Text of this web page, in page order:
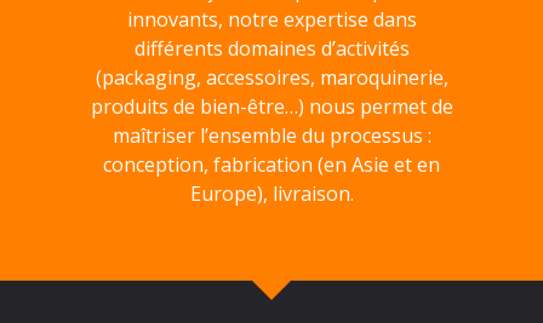
innovants, notre expertise dans
différents domaines d’activités
(packaging, accessoires, maroquinerie,
produits de bien-être…) nous permet de
maîtriser l’ensemble du processus :
conception, fabrication (en Asie et en
Europe), livraison.